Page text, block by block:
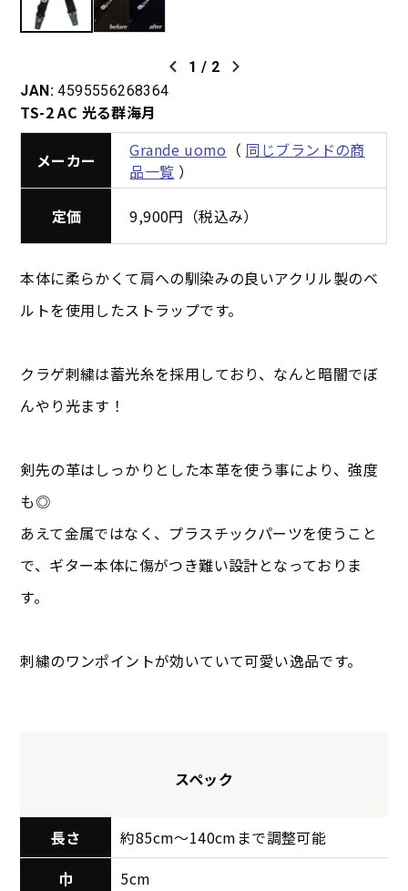
1 / 2
JAN: 4595556268364
TS-2 AC 光る群海月
メーカー Grande uomo （ 同じブランドの商
品一覧 ）
定価 9,900円（税込み）
本体に柔らかくて肩への馴染みの良いアクリル製のベ
ルトを使用したストラップです。
クラゲ刺繍は蓄光糸を採用しており、なんと暗闇でぼ
んやり光ます！
剣先の革はしっかりとした本革を使う事により、強度
も◎
あえて金属ではなく、プラスチックパーツを使うこと
で、ギター本体に傷がつき難い設計となっておりま
す。
刺繍のワンポイントが効いていて可愛い逸品です。
スペック
長さ
約85cm〜140cmまで調整可能
巾
5cm